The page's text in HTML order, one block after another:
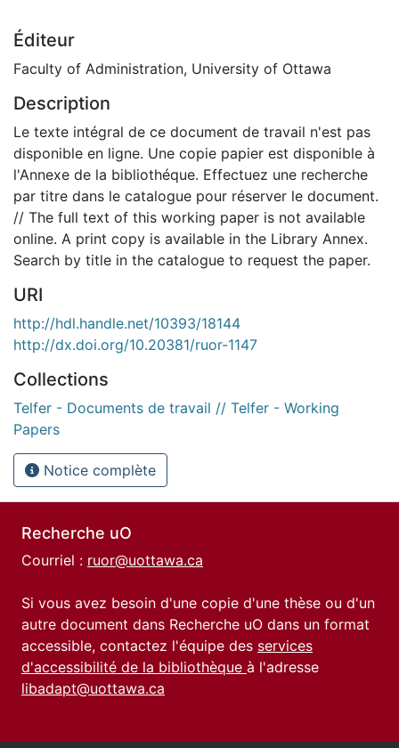
Éditeur
Faculty of Administration, University of Ottawa
Description
Le texte intégral de ce document de travail n'est pas
disponible en ligne. Une copie papier est disponible à
l'Annexe de la bibliothéque. Effectuez une recherche
par titre dans le catalogue pour réserver le document.
// The full text of this working paper is not available
online. A print copy is available in the Library Annex.
Search by title in the catalogue to request the paper.
URI
http://hdl.handle.net/10393/18144
http://dx.doi.org/10.20381/ruor-1147
Collections
Telfer - Documents de travail // Telfer - Working
Papers
Notice complète
Recherche uO
Courriel : ruor@uottawa.ca
Si vous avez besoin d'une copie d'une thèse ou d'un
autre document dans Recherche uO dans un format
accessible, contactez l'équipe des services
d'accessibilité de la bibliothèque à l'adresse
libadapt@uottawa.ca